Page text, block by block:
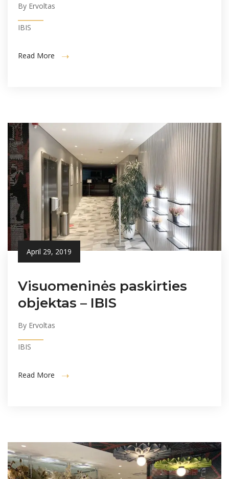
By Ervoltas
IBIS
Read More
April 29, 2019
Visuomeninės paskirties
objektas – IBIS
By Ervoltas
IBIS
Read More